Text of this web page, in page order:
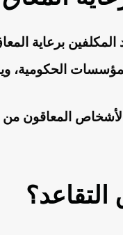
المكلفين برعاية
الحكومية،
المعاقون من